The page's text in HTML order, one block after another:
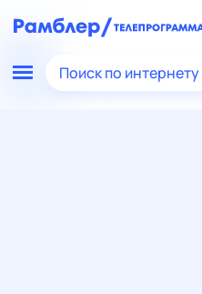
Поиск по интернету